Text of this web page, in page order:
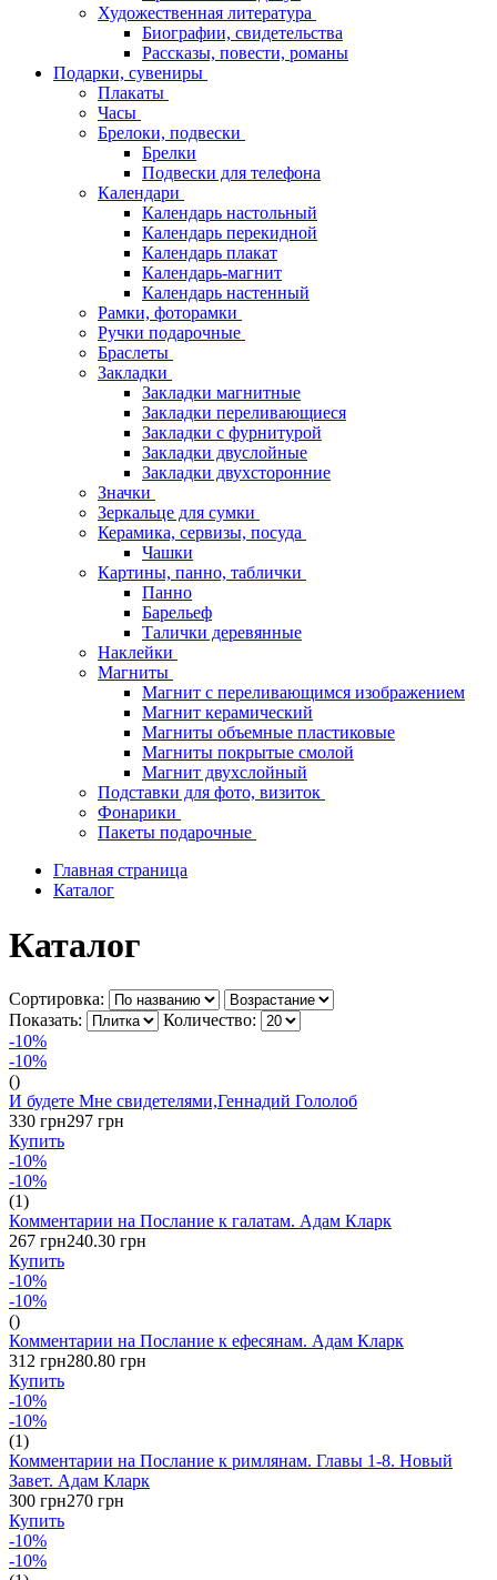
Художественная литература
Биографии, свидетельства
Рассказы, повести, романы
Подарки, сувениры
Плакаты
Часы
Брелоки, подвески
Брелки
Подвески для телефона
Календари
Календарь настольный
Календарь перекидной
Календарь плакат
Календарь-магнит
Календарь настенный
Рамки, фоторамки
Ручки подарочные
Браслеты
Закладки
Закладки магнитные
Закладки переливающиеся
Закладки с фурнитурой
Закладки двуслойные
Закладки двухсторонние
Значки
Зеркальце для сумки
Керамика, сервизы, посуда
Чашки
Картины, панно, таблички
Панно
Барельеф
Талички деревянные
Наклейки
Магниты
Магнит с переливающимся изображением
Магнит керамический
Магниты объемные пластиковые
Магниты покрытые смолой
Магнит двухслойный
Подставки для фото, визиток
Фонарики
Пакеты подарочные
Главная страница
Каталог
Каталог
Сортировка:
Показать:
Количество:
-10%
-10%
()
И будете Мне свидетелями,Геннадий Гололоб
330 грн297 грн
Купить
-10%
-10%
(1)
Комментарии на Послание к галатам. Адам Кларк
267 грн240.30 грн
Купить
-10%
-10%
()
Комментарии на Послание к ефесянам. Адам Кларк
312 грн280.80 грн
Купить
-10%
-10%
(1)
Комментарии на Послание к римлянам. Главы 1-8. Новый
Завет. Адам Кларк
300 грн270 грн
Купить
-10%
-10%